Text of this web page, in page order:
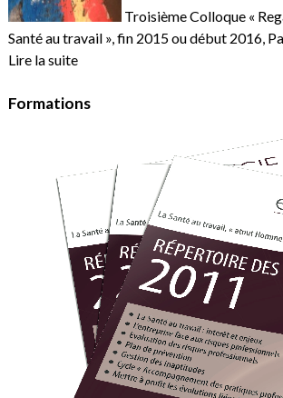
Troisième Colloque «
Santé au travail », fin 2015 ou début 2016,
Lire la suite
Formations